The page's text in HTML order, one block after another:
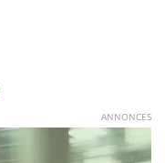
ANNONCES